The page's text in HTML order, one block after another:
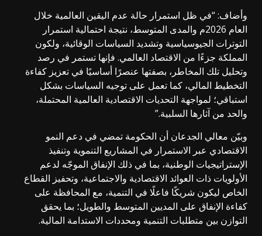
وأضاف: “في ظل استمرار حالة عدم اليقين العالمية خلال
العام 2026م والمدى المتوسط، نتيجة احتمالية استمرار
التوترات الجيوسياسية وتشديد السياسات الوقائية، ولكون
المملكة جزءًا من الاقتصاد العالمي. فإنها تستمر في رصد
وتحليل تلك المخاطر، بصفتها عنصرًا أساسيًا في تعزيز كفاءة
التخطيط المالي، كما تعمل على توجيه السياسات بشكل
استباقي؛ لمواجهة التحديات الاقتصادية العالمية المحتملة،
والحد من آثارها السلبية.”
وبيّن معالي الجدعان أن الحكومة تمضي في دعم النمو
الاقتصادي عبر الاستمرار في المشاريع التنموية وتنفيذ
الإستراتيجيات الوطنية، بما في ذلك الإنفاق الموجّه لدعم
الأولويات ذات العوائد الاقتصادية والاجتماعية، وتحفيز القطاع
الخاص ليكون شريكًا فاعلًا في التنمية، مع المحافظة على
كفاءة الإنفاق على المديين المتوسط والطويل؛ بما يحقق
التوازن بين متطلبات التنمية ومحددات الاستدامة المالية.